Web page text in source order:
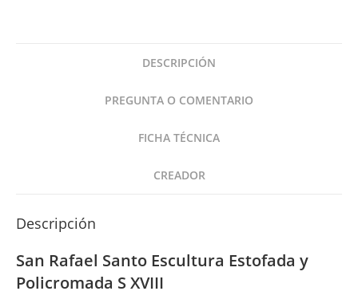
DESCRIPCIÓN
PREGUNTA O COMENTARIO
FICHA TÉCNICA
CREADOR
Descripción
San Rafael Santo Escultura Estofada y
Policromada S XVIII